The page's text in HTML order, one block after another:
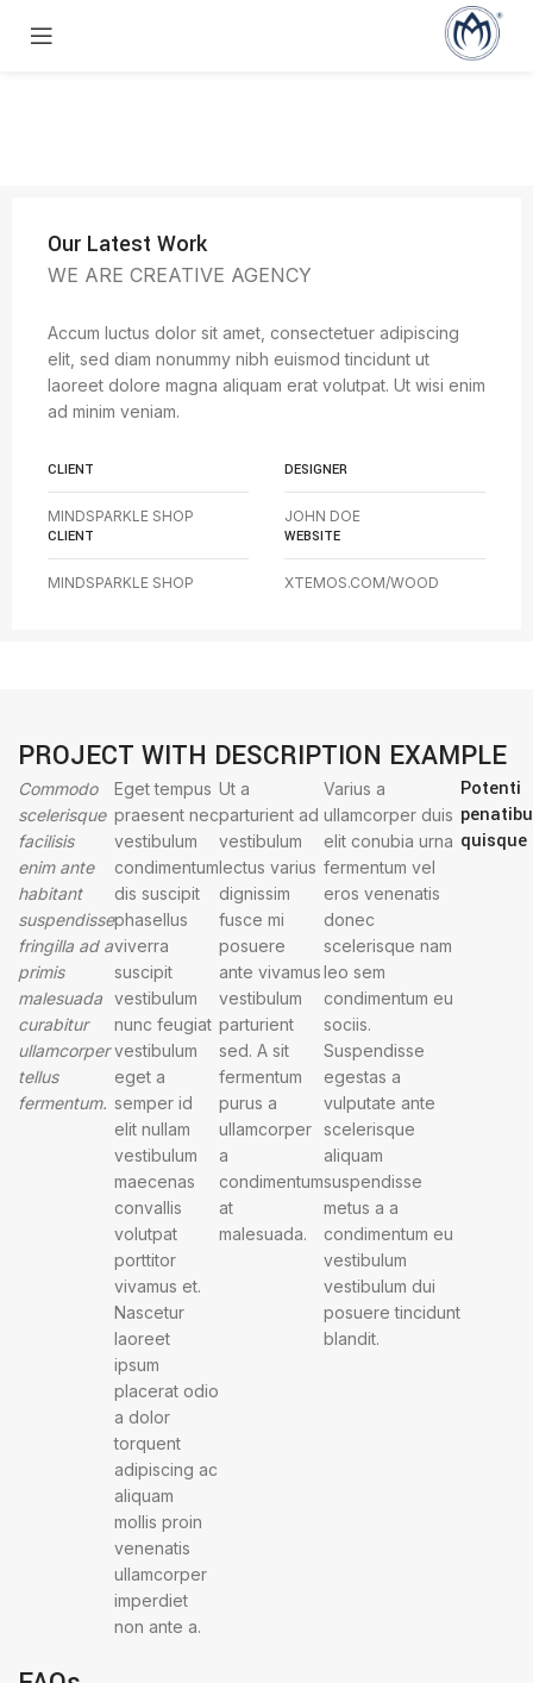
Our Latest Work
WE ARE CREATIVE AGENCY
Accum luctus dolor sit amet, consectetuer adipiscing
elit, sed diam nonummy nibh euismod tincidunt ut
laoreet dolore magna aliquam erat volutpat. Ut wisi enim
ad minim veniam.
CLIENT
MINDSPARKLE SHOP
DESIGNER
JOHN DOE
CLIENT
MINDSPARKLE SHOP
WEBSITE
XTEMOS.COM/WOOD
PROJECT WITH DESCRIPTION EXAMPLE
Commodo
scelerisque
facilisis
enim ante
habitant
suspendisse
fringilla ad a
primis
malesuada
curabitur
ullamcorper
tellus
fermentum.
Eget tempus
praesent nec
vestibulum
condimentum
dis suscipit
phasellus
viverra
suscipit
vestibulum
nunc feugiat
vestibulum
eget a
semper id
elit nullam
vestibulum
maecenas
convallis
volutpat
porttitor
vivamus et.
Nascetur
laoreet
ipsum
placerat odio
a dolor
torquent
adipiscing ac
aliquam
mollis proin
venenatis
ullamcorper
imperdiet
non ante a.
Ut a
parturient ad
vestibulum
lectus varius
dignissim
fusce mi
posuere
ante vivamus
vestibulum
parturient
sed. A sit
fermentum
purus a
ullamcorper
a
condimentum
at
malesuada.
Varius a
ullamcorper duis
elit conubia urna
fermentum vel
eros venenatis
donec
scelerisque nam
leo sem
condimentum eu
sociis.
Suspendisse
egestas a
vulputate ante
scelerisque
aliquam
suspendisse
metus a a
condimentum eu
vestibulum
vestibulum dui
posuere tincidunt
blandit.
Potenti
quisque